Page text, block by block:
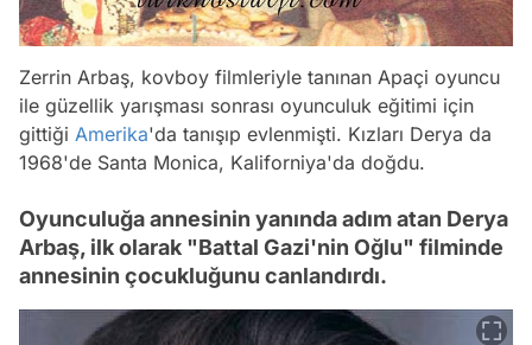
Zerrin Arbaş, kovboy filmleriyle tanınan Apaçi oyuncu
ile güzellik yarışması sonrası oyunculuk eğitimi için
gittiği Amerika'da tanışıp evlenmişti. Kızları Derya da
1968'de Santa Monica, Kaliforniya'da doğdu.
Oyunculuğa annesinin yanında adım atan Derya
Arbaş, ilk olarak "Battal Gazi'nin Oğlu" filminde
annesinin çocukluğunu canlandırdı.